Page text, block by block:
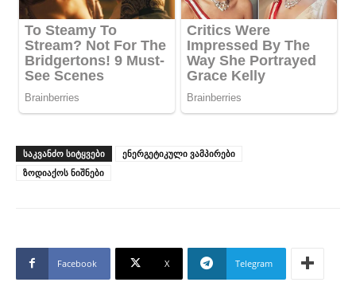
ᲡᲐᲙᲕᲐᲜᲫᲝ ᲡᲘᲢᲧᲕᲔᲑᲘ
ენერგეტიკული ვამპირები
ზოდიაქოს ნიშნები
Facebook X Telegram